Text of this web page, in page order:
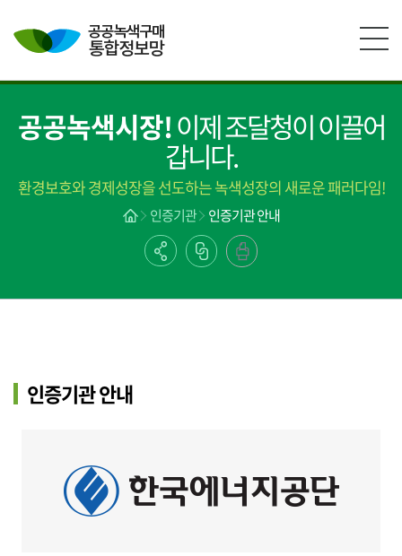
공공녹색시장!이제 조달청이 이끌어
갑니다.
환경보호와 경제성장을 선도하는 녹색성장의 새로운 패러다임!
인증기관 인증기관 안내
인증기관 안내